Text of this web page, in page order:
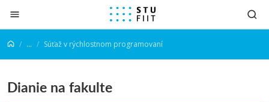
Prejsť na obsah
... Súťaž v rýchlostnom programovaní
Dianie na fakulte